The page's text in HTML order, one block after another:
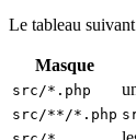
Le tableau
Masque
src/*.php
src/**/*.php